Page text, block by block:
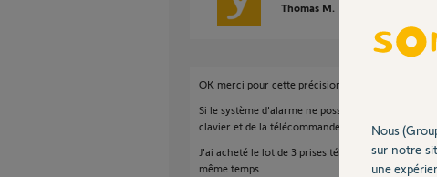
Thomas M.
OK merci pour cette précision.
Si le système d'alarme ne possède qu'un canal
clavier et de la télécommande ?
J'ai acheté le lot de 3 prises télécommandées et
même temps.
Nous
sur notre
une